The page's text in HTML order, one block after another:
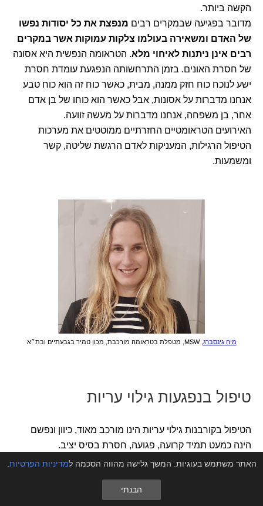
הקשה ביותר.
מדובר בפגיעה שבמקרים רבים מנפצת את כל יסודות נפשו
של האדם ומשאירה בעולמו צלקות עמוקות אשר במקרים
רבים אינן ניתנות לאיחוי מלא. הטראומה הנפשית היא אסונה
של חסרת האונים. בזמן התרחשותה הנפגעת עומדת חסרת
ישע לנוכח כוח חזק ממנה, מבית, כאשר כוח זה הוא כוח טבע
אנחנו מדברות על אסונות, אבל כאשר הוא כוחו של בן אדם
אחר, בן משפחה, אנחנו מדברות על מעשה זוועה.
האירועים הטראומטיים החזרתיים ממוטטים את מערכות
הטיפול הרגילות, המעניקות לאדם הרגשת שליטה, קשר
ומשמעות.
מיה גינסברג , MSW, מטפלת בטראומה מורכבת, מכון טמיר בגבעתיים ובת״א
טיפול בנפגעות גילוי עריות
הטיפול בקורבנות גילוי עריות הינו מורכב מאוד, כיוון ונפשם
הינה כמעט תמיד קרועה, פגועה, חסרת בסיס יציב.
גילוי עריות הוא קלסיקה של טראומה מורכבת (CPTSD) עבור
האתר משתמש בעוגיות. המשך גלישה מהווה הסכמה למדיניות הפרטיות
הבנתי